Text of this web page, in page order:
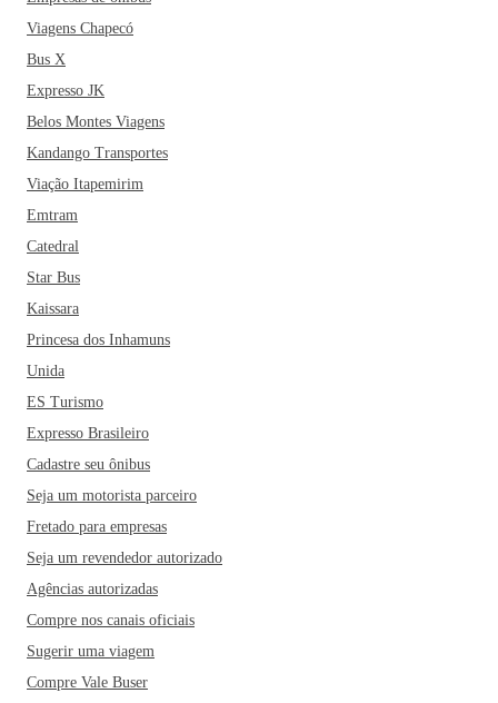
existem diversas opções de restaurantes em Jales, com uma
culinária bem diversa; são diversas opções como a
belas e prósperas cidades de São Paulo. Ainda não arrumou
as malas? Corre para o próximo ônibus para Jales!
Viagens Chapecó
Bus X
Expresso JK
Belos Montes Viagens
Kandango Transportes
Viação Itapemirim
Emtram
Catedral
Star Bus
Kaissara
Princesa dos Inhamuns
Unida
ES Turismo
Expresso Brasileiro
Cadastre seu ônibus
Seja um motorista parceiro
Fretado para empresas
Seja um revendedor autorizado
Agências autorizadas
Compre nos canais oficiais
Sugerir uma viagem
Compre Vale Buser